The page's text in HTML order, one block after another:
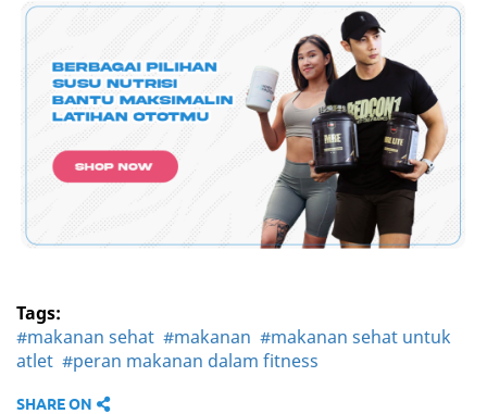
Tags:
#makanan sehat #makanan #makanan sehat untuk
atlet #peran makanan dalam fitness
SHARE ON